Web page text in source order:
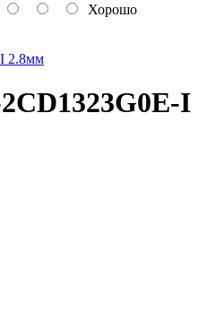
Хорошо
2.8мм
I